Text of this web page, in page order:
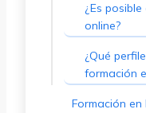
¿Es
online?
¿Qué
formación
Formación